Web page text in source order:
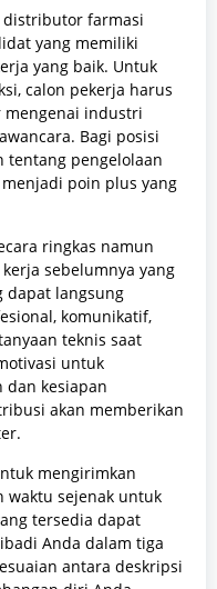
distributor farmasi
yang memiliki
yang baik. Untuk
calon pekerja harus
mengenai industri
Bagi posisi
tentang pengelolaan
menjadi poin plus yang
ringkas namun
sebelumnya yang
dapat langsung
komunikatif,
teknis saat
untuk
kesiapan
akan memberikan
mengirimkan
waktu sejenak untuk
tersedia dapat
Anda dalam tiga
antara deskripsi